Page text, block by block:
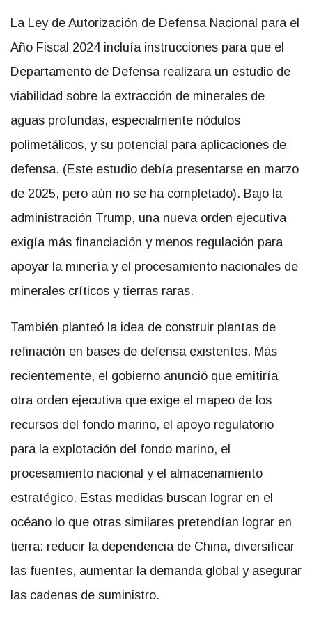
La Ley de Autorización de Defensa Nacional para el
Año Fiscal 2024 incluía instrucciones para que el
Departamento de Defensa realizara un estudio de
viabilidad sobre la extracción de minerales de
aguas profundas, especialmente nódulos
polimetálicos, y su potencial para aplicaciones de
defensa. (Este estudio debía presentarse en marzo
de 2025, pero aún no se ha completado). Bajo la
administración Trump, una nueva orden ejecutiva
exigía más financiación y menos regulación para
apoyar la minería y el procesamiento nacionales de
minerales críticos y tierras raras.
También planteó la idea de construir plantas de
refinación en bases de defensa existentes. Más
recientemente, el gobierno anunció que emitiría
otra orden ejecutiva que exige el mapeo de los
recursos del fondo marino, el apoyo regulatorio
para la explotación del fondo marino, el
procesamiento nacional y el almacenamiento
estratégico. Estas medidas buscan lograr en el
océano lo que otras similares pretendían lograr en
tierra: reducir la dependencia de China, diversificar
las fuentes, aumentar la demanda global y asegurar
las cadenas de suministro.